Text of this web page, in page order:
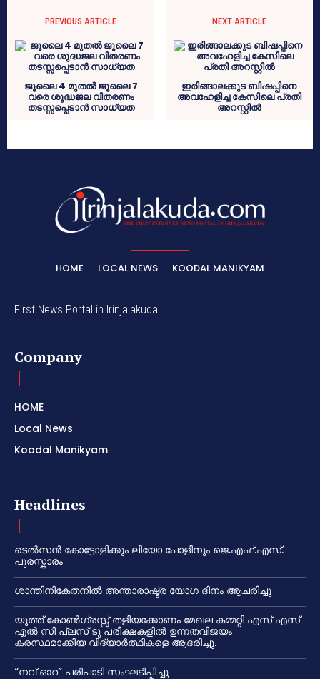
PREVIOUS ARTICLE
ജൂലൈ 4 മുതൽ ജൂലൈ 7
വരെ ശുദ്ധജല വിതരണം
തടസ്സപ്പെടാൻ സാധ്യത
NEXT ARTICLE
ഇരിങ്ങാലക്കുട ബിഷപ്പിനെ
അവഹേളിച്ച കേസിലെ പ്രതി
അറസ്റ്റിൽ
HOME LOCAL NEWS KOODAL MANIKYAM
First News Portal in Irinjalakuda.
Company
HOME
Local News
Koodal Manikyam
Headlines
ടെൽസൻ കോട്ടോളിക്കും ലിയോ പോളിനും ജെ.എഫ്.എസ്.
പുരസ്കാരം
ശാന്തിനികേതനിൽ അന്താരാഷ്ട്ര യോഗ ദിനം ആചരിച്ചു
യൂത്ത് കോൺഗ്രസ്സ് തളിയക്കോണം മേഖല കമ്മറ്റി എസ് എസ്
എൽ സി പ്ലസ് ടു പരീക്ഷകളിൽ ഉന്നതവിജയം
കരസ്ഥമാക്കിയ വിദ്യാർത്ഥികളെ ആദരിച്ചു.
“നവ് ഓറ” പരിപാടി സംഘടിപ്പിച്ചു